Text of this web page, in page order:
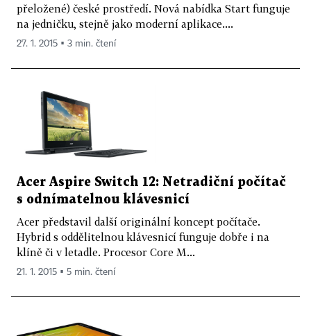
přeložené) české prostředí. Nová nabídka Start funguje
na jedničku, stejně jako moderní aplikace....
27. 1. 2015 ▪ 3 min. čtení
Acer Aspire Switch 12: Netradiční počítač
s odnímatelnou klávesnicí
Acer představil další originální koncept počítače.
Hybrid s oddělitelnou klávesnicí funguje dobře i na
klíně či v letadle. Procesor Core M...
21. 1. 2015 ▪ 5 min. čtení